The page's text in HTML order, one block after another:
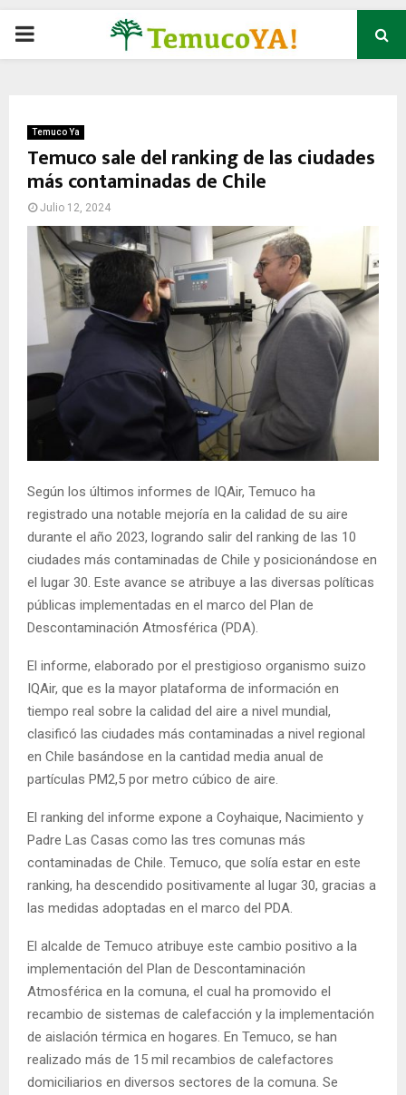
P
M
A
M
U
Temuco Ya
Temuco sale del ranking de las ciudades
más contaminadas de Chile
Julio 12, 2024
Según los últimos informes de IQAir, Temuco ha
registrado una notable mejoría en la calidad de su aire
durante el año 2023, logrando salir del ranking de las 10
ciudades más contaminadas de Chile y posicionándose en
el lugar 30. Este avance se atribuye a las diversas políticas
públicas implementadas en el marco del Plan de
Descontaminación Atmosférica (PDA).
El informe, elaborado por el prestigioso organismo suizo
IQAir, que es la mayor plataforma de información en
tiempo real sobre la calidad del aire a nivel mundial,
clasificó las ciudades más contaminadas a nivel regional
en Chile basándose en la cantidad media anual de
partículas PM2,5 por metro cúbico de aire.
El ranking del informe expone a Coyhaique, Nacimiento y
Padre Las Casas como las tres comunas más
contaminadas de Chile. Temuco, que solía estar en este
ranking, ha descendido positivamente al lugar 30, gracias a
las medidas adoptadas en el marco del PDA.
El alcalde de Temuco atribuye este cambio positivo a la
implementación del Plan de Descontaminación
Atmosférica en la comuna, el cual ha promovido el
recambio de sistemas de calefacción y la implementación
de aislación térmica en hogares. En Temuco, se han
realizado más de 15 mil recambios de calefactores
domiciliarios en diversos sectores de la comuna. Se